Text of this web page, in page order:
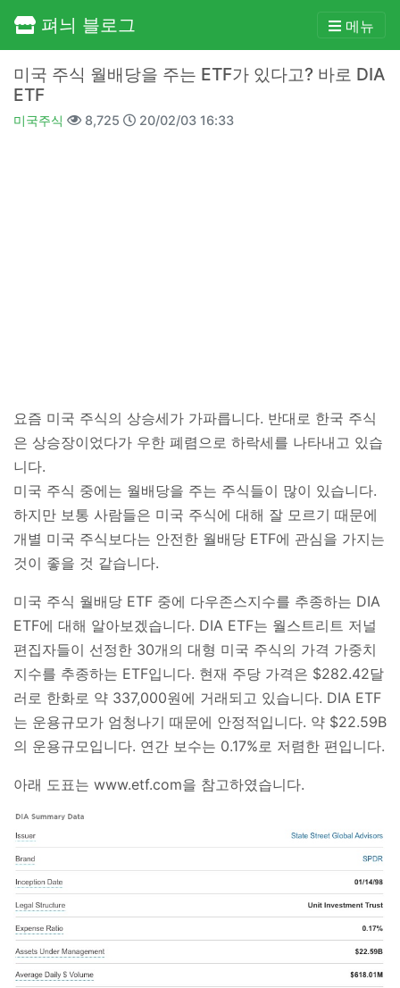
펴늬 블로그 메뉴
미국 주식 월배당을 주는 ETF가 있다고? 바로 DIA
ETF
미국주식 8,725 20/02/03 16:33
요즘 미국 주식의 상승세가 가파릅니다. 반대로 한국 주식
은 상승장이었다가 우한 폐렴으로 하락세를 나타내고 있습
니다.
미국 주식 중에는 월배당을 주는 주식들이 많이 있습니다.
하지만 보통 사람들은 미국 주식에 대해 잘 모르기 때문에
개별 미국 주식보다는 안전한 월배당 ETF에 관심을 가지는
것이 좋을 것 같습니다.
미국 주식 월배당 ETF 중에 다우존스지수를 추종하는 DIA
ETF에 대해 알아보겠습니다. DIA ETF는 월스트리트 저널
편집자들이 선정한 30개의 대형 미국 주식의 가격 가중치
지수를 추종하는 ETF입니다. 현재 주당 가격은 $282.42달
러로 한화로 약 337,000원에 거래되고 있습니다. DIA ETF
는 운용규모가 엄청나기 때문에 안정적입니다. 약 $22.59B
의 운용규모입니다. 연간 보수는 0.17%로 저렴한 편입니다.
아래 도표는 www.etf.com을 참고하였습니다.